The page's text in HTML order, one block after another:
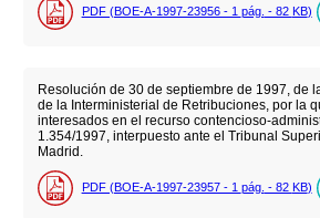
PDF (BOE-A-1997-23956 - 1 pág. - 82 KB)
Resolución de 30 de septiembre de 1997, de
de la Interministerial de Retribuciones, por la
interesados en el recurso contencioso-
1.354/1997, interpuesto ante el Tribunal
Madrid.
PDF (BOE-A-1997-23957 - 1 pág. - 82 KB)